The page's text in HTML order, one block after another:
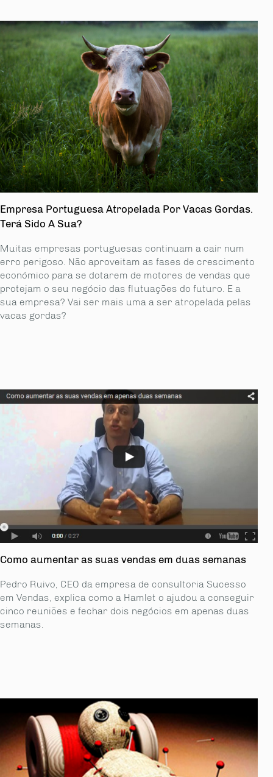
Empresa Portuguesa Atropelada Por Vacas Gordas.
Terá Sido A Sua?
Muitas empresas portuguesas continuam a cair num
erro perigoso. Não aproveitam as fases de crescimento
económico para se dotarem de motores de vendas que
protejam o seu negócio das flutuações do futuro. E a
sua empresa? Vai ser mais uma a ser atropelada pelas
vacas gordas?
Como aumentar as suas vendas em duas semanas
Pedro Ruivo, CEO da empresa de consultoria Sucesso
em Vendas, explica como a Hamlet o ajudou a conseguir
cinco reuniões e fechar dois negócios em apenas duas
semanas.